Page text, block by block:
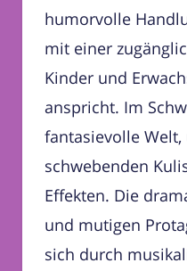
humorvolle
mit einer
Kinder und
anspricht. Im
fantasievolle
schwebenden
Effekten. Die
und mutigen
sich durch